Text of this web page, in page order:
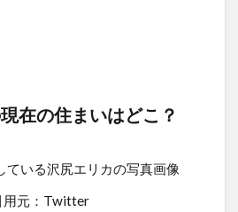
在の住まいはどこ？
用元：Twitter